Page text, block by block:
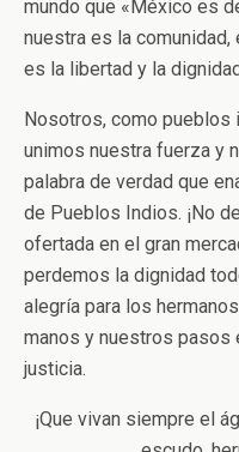
mundo que «México es
nuestra es la comunidad,
es la libertad y la
Nosotros, como pueblos
unimos nuestra fuerza y
palabra de verdad que
de Pueblos Indios. ¡No
ofertada en el gran
perdemos la dignidad
alegría para los
manos y nuestros pasos
justicia.
¡Que vivan siempre el